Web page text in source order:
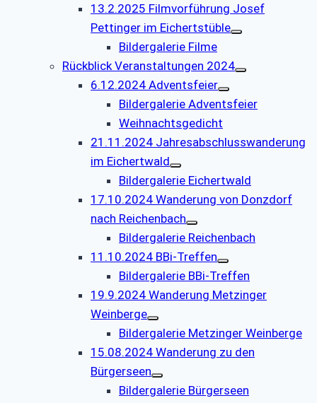
13.2.2025 Filmvorführung Josef
Pettinger im Eichertstüble
Bildergalerie Filme
Rückblick Veranstaltungen 2024
6.12.2024 Adventsfeier
Bildergalerie Adventsfeier
Weihnachtsgedicht
21.11.2024 Jahresabschlusswanderung
im Eichertwald
Bildergalerie Eichertwald
17.10.2024 Wanderung von Donzdorf
nach Reichenbach
Bildergalerie Reichenbach
11.10.2024 BBi-Treffen
Bildergalerie BBi-Treffen
19.9.2024 Wanderung Metzinger
Weinberge
Bildergalerie Metzinger Weinberge
15.08.2024 Wanderung zu den
Bürgerseen
Bildergalerie Bürgerseen